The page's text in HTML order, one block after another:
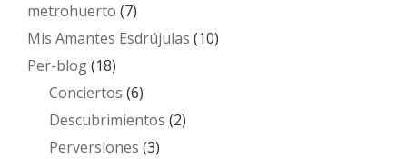
metrohuerto (7)
Mis Amantes Esdrújulas (10)
Per-blog(18)
Conciertos (6)
Descubrimientos (2)
Perversiones (3)